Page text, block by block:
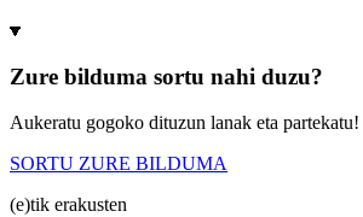
Zure bilduma sortu nahi duzu?
Aukeratu gogoko dituzun lanak eta partekatu!
SORTU ZURE BILDUMA
(e)tik erakusten